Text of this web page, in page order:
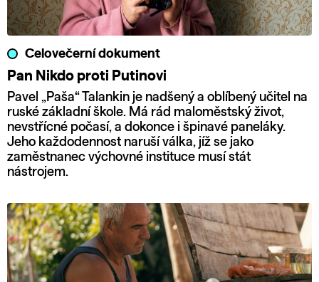
Celovečerní dokument
Pan Nikdo proti Putinovi
Pavel „Paša“ Talankin je nadšený a oblíbený učitel na
ruské základní škole. Má rád maloměstský život,
nevstřícné počasí, a dokonce i špinavé paneláky.
Jeho každodennost naruší válka, jíž se jako
zaměstnanec výchovné instituce musí stát
nástrojem.